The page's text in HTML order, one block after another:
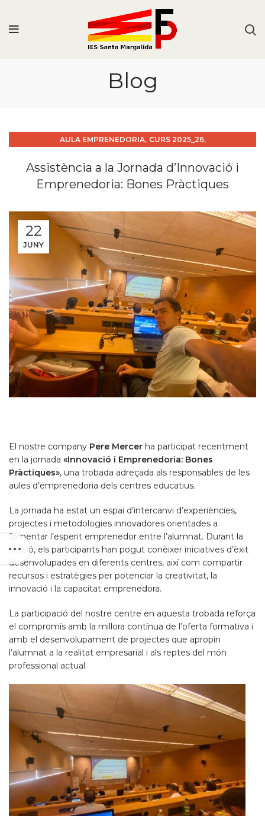
Blog
AULA EMPRENEDORIA, CURS 2025_26,
Assistència a la Jornada d’Innovació i
Emprenedoria: Bones Pràctiques
22
JUNY
El nostre company Pere Mercer ha participat recentment
en la jornada «Innovació i Emprenedoria: Bones
Pràctiques», una trobada adreçada als responsables de les
aules d’emprenedoria dels centres educatius.
La jornada ha estat un espai d’intercanvi d’experiències,
projectes i metodologies innovadores orientades a
fomentar l’esperit emprenedor entre l’alumnat. Durant la
sessió, els participants han pogut conèixer iniciatives d’èxit
desenvolupades en diferents centres, així com compartir
recursos i estratègies per potenciar la creativitat, la
innovació i la capacitat emprenedora.
La participació del nostre centre en aquesta trobada reforça
el compromís amb la millora contínua de l’oferta formativa i
amb el desenvolupament de projectes que apropin
l’alumnat a la realitat empresarial i als reptes del món
professional actual.